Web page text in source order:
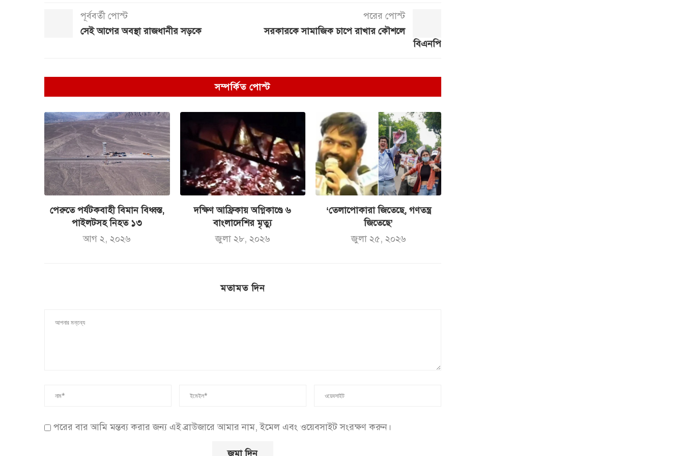
পূর্ববর্তী পোস্ট
সেই আগের অবস্থা রাজধানীর সড়কে
পরের পোস্ট
সরকারকে সামাজিক চাপে রাখার কৌশলে
বিএনপি
সম্পর্কিত পোস্ট
পেরুতে পর্যটকবাহী বিমান বিধ্বস্ত,
পাইলটসহ নিহত ১৩
আগ ২, ২০২৬
দক্ষিণ আফ্রিকায় অগ্নিকাণ্ডে ৬
বাংলাদেশির মৃত্যু
জুলা ২৮, ২০২৬
‘তেলাপোকারা জিতেছে, গণতন্ত্র
জিতেছে’
জুলা ২৫, ২০২৬
মতামত দিন
পরের বার আমি মন্তব্য করার জন্য এই ব্রাউজারে আমার নাম, ইমেল এবং ওয়েবসাইট সংরক্ষণ করুন।